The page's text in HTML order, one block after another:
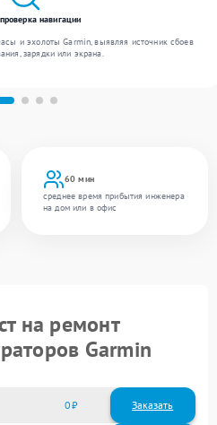
60 мин
среднее время прибытия инженера
на дом или в офис
навигации
и эхолоты Garmin, выявляя источник сбоев
зарядки или экрана.
на ремонт
Garmin
0 Заказать